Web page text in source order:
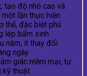
tạo độ nhô cao và
lần thực hiện
thể, đặc biệt phù
lép bẩm sinh
năm, ít thay đổi
ngày
giác mềm mại, tự
kỹ thuật